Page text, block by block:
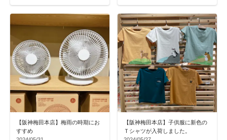
【阪神梅田本店】梅雨の時期にお
すすめ
【阪神梅田本店】子供服に新色の
Ｔシャツが入荷しました。